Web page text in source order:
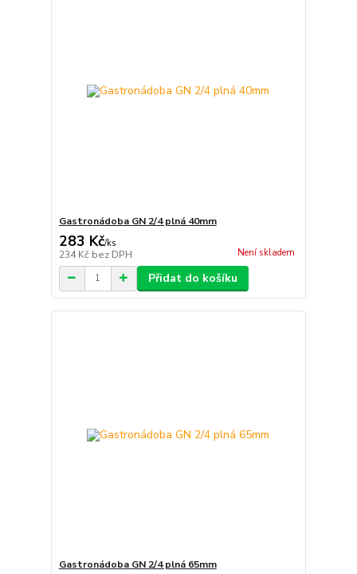
Gastronádoba GN 2/4 plná 40mm
283 Kč/ks
234 Kč bez DPH Není skladem
Přidat do košíku
Gastronádoba GN 2/4 plná 65mm